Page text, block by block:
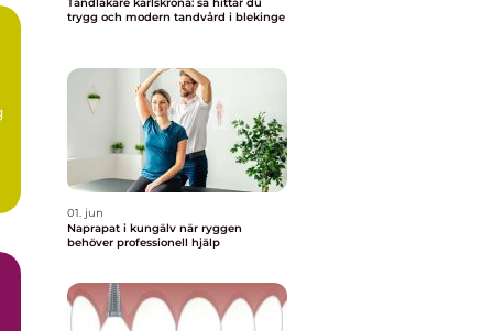
trygg och modern tandvård i blekinge
01. jun
Naprapat i kungälv när ryggen
behöver professionell hjälp